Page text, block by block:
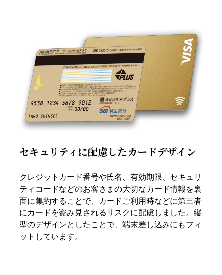
セキュリティに配慮したカードデザイン
クレジットカード番号や氏名、有効期限、セキュリ
ティコードなどのお客さまの大切なカード情報を裏
面に集約することで、カードご利用時などに第三者
にカードを盗み見されるリスクに配慮しました。縦
型のデザインとしたことで、端末差し込みにもフィ
ットしています。